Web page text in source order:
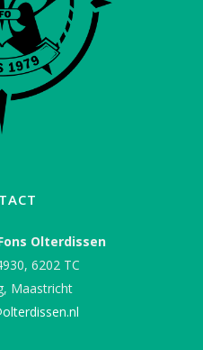
Olterdissen
6202 TC
Maastricht